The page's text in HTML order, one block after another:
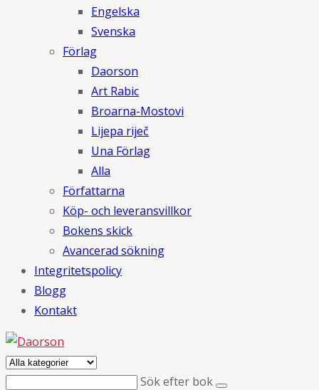
Engelska
Svenska
Förlag
Daorson
Art Rabic
Broarna-Mostovi
Lijepa riječ
Una Förlag
Alla
Författarna
Köp- och leveransvillkor
Bokens skick
Avancerad sökning
Integritetspolicy
Blogg
Kontakt
Sök efter bok